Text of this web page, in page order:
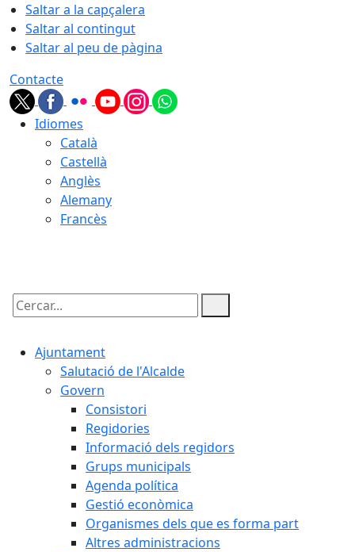
Saltar a la capçalera
Saltar al contingut
Saltar al peu de pàgina
Contacte
Idiomes
Català
Castellà
Anglès
Alemany
Francès
Cercar:
Ajuntament
Salutació de l'Alcalde
Govern
Consistori
Regidories
Informació dels regidors
Grups municipals
Agenda política
Gestió econòmica
Organismes dels que es forma part
Altres administracions